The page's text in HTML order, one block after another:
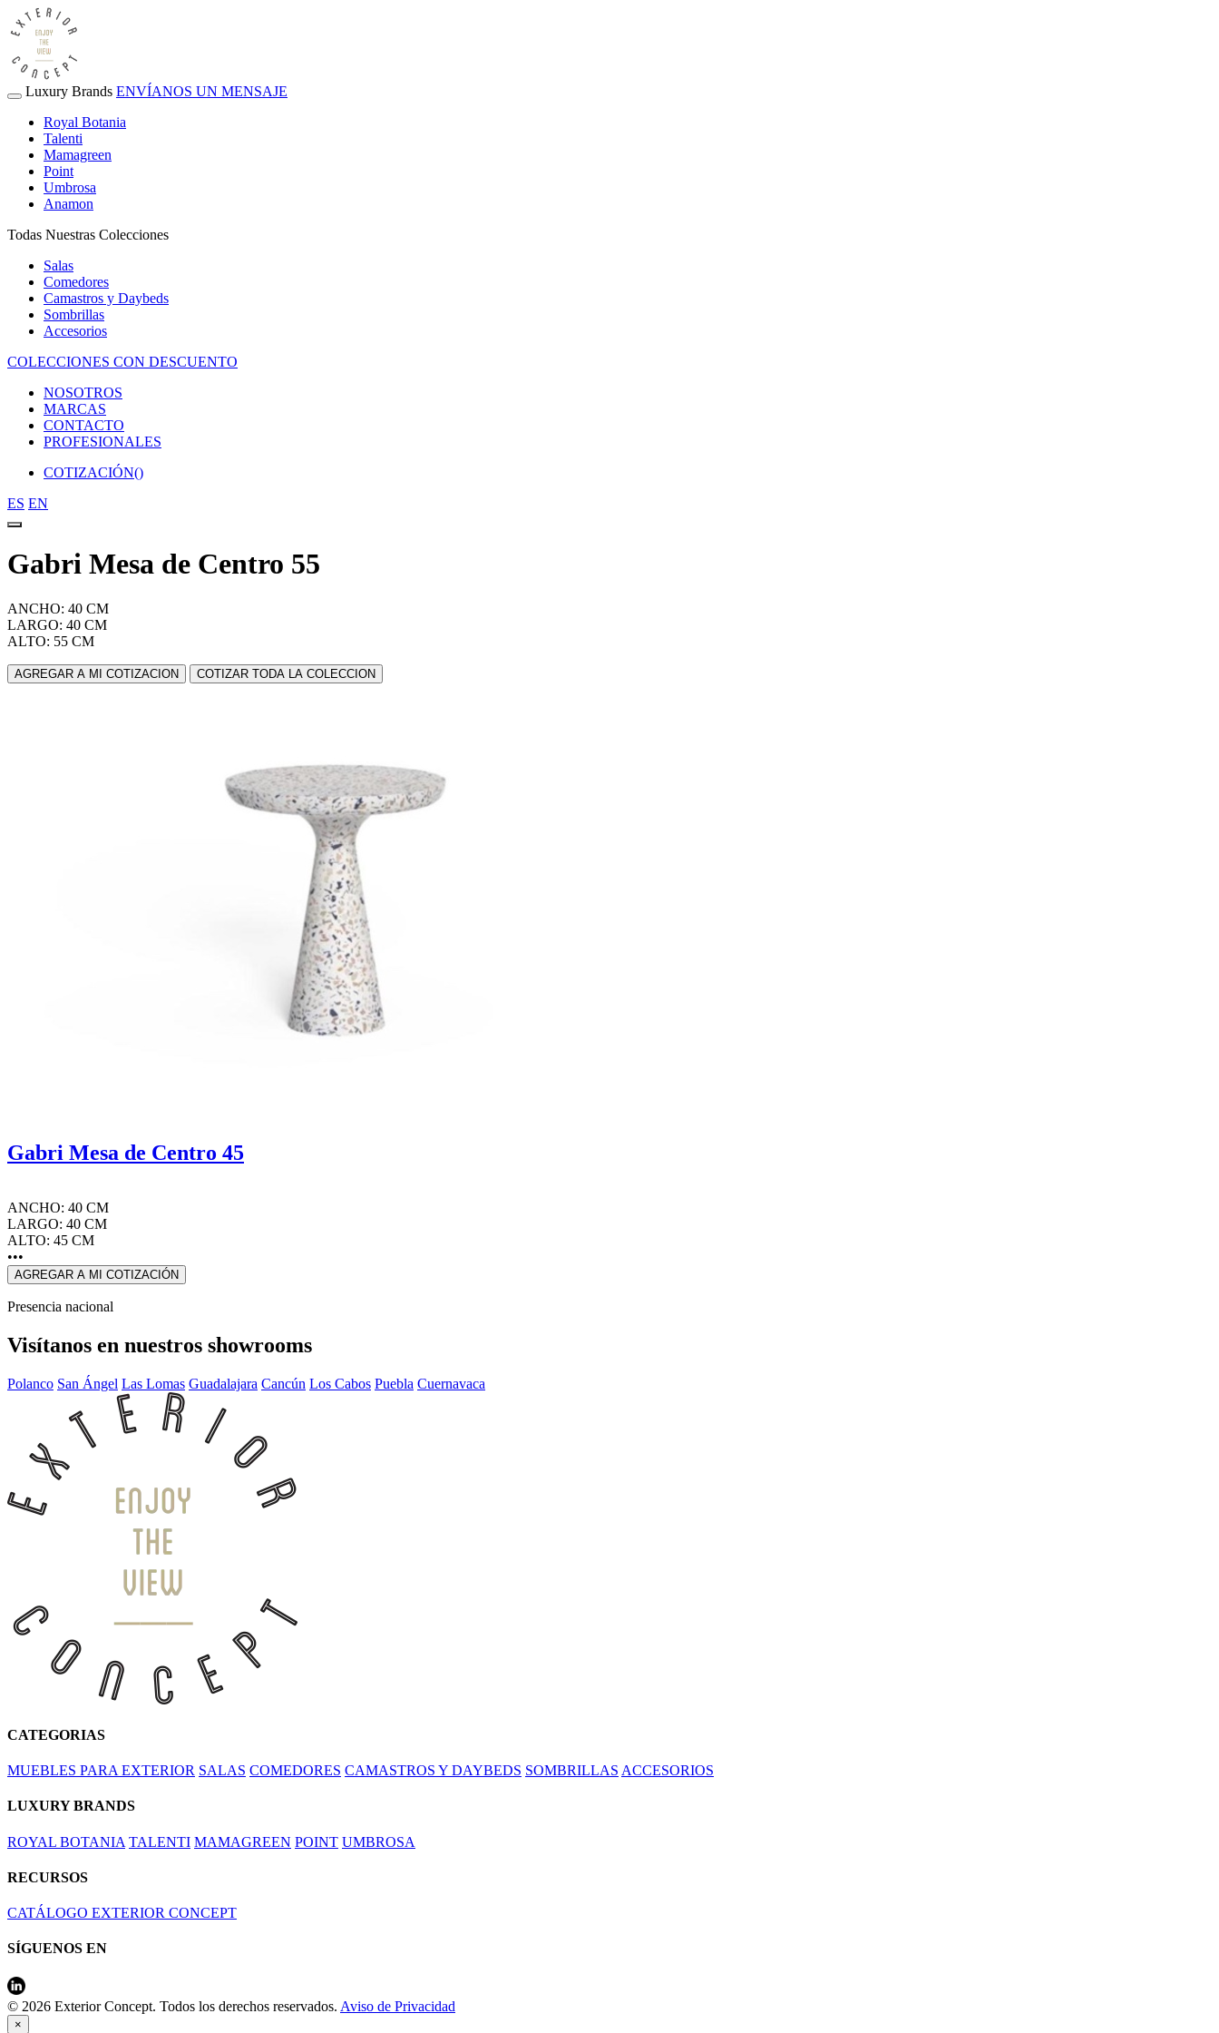
Luxury Brands ENVÍANOS UN MENSAJE
Royal Botania
Talenti
Mamagreen
Point
Umbrosa
Anamon
Todas Nuestras Colecciones
Salas
Comedores
Camastros y Daybeds
Sombrillas
Accesorios
COLECCIONES CON DESCUENTO
NOSOTROS
MARCAS
CONTACTO
PROFESIONALES
COTIZACIÓN()
ES EN
Gabri Mesa de Centro 55
ANCHO: 40 CM
LARGO: 40 CM
ALTO: 55 CM
AGREGAR A MI COTIZACION COTIZAR TODA LA COLECCION
Gabri Mesa de Centro 45
ANCHO: 40 CM
LARGO: 40 CM
ALTO: 45 CM
•••
AGREGAR A MI COTIZACIÓN
Presencia nacional
Visítanos en nuestros showrooms
Polanco San Ángel Las Lomas Guadalajara Cancún Los Cabos Puebla Cuernavaca
CATEGORIAS
MUEBLES PARA EXTERIOR SALAS COMEDORES CAMASTROS Y DAYBEDS SOMBRILLAS ACCESORIOS
LUXURY BRANDS
ROYAL BOTANIA TALENTI MAMAGREEN POINT UMBROSA
RECURSOS
CATÁLOGO EXTERIOR CONCEPT
SÍGUENOS EN
© 2026 Exterior Concept. Todos los derechos reservados. Aviso de Privacidad
×